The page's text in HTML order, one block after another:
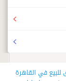
في القاهرة